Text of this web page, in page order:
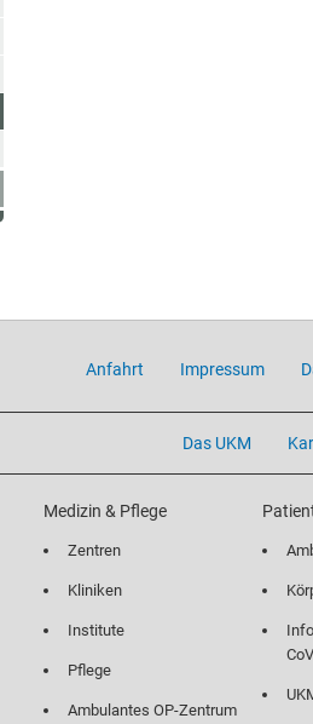
Anfahrt Impressum
Das UKM
Medizin & Pflege
Zentren
Kliniken
Institute
Pflege
Ambulantes OP-Zentrum